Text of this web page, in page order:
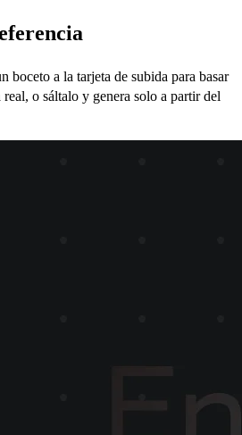
boceto a la tarjeta de subida para basar
o sáltalo y genera solo a partir del